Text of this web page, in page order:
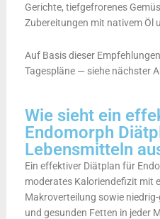
Gerichte, tiefgefrorenes
Zubereitungen mit nativem Öl
Auf Basis dieser
Tagespläne — siehe nächster
Wie sieht ein
Endomorph
Lebensmitteln
Ein effektiver Diätplan für
moderates Kaloriendefizit mit
Makroverteilung sowie
und gesunden Fetten in jeder